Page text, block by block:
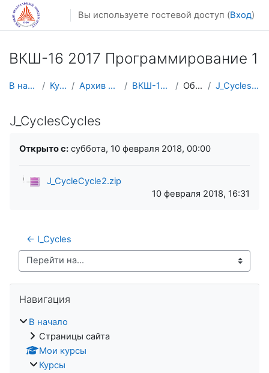
Перейти к основному содержанию
Вы используете гостевой доступ (Вход)
ВКШ-16 2017 Программирование 1
В начало Курсы Архив курсов ВКШ-16 2017 Общее J_CyclesCycles
J_CyclesCycles
Открыто с: суббота, 10 февраля 2018, 00:00
J_CycleCycle2.zip
10 февраля 2018, 16:31
← I_Cycles
Перейти на...
Навигация
В начало
Страницы сайта
Мои курсы
Курсы